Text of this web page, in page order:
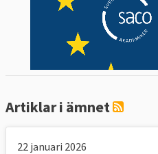
Artiklar i ämnet
22 januari 2026